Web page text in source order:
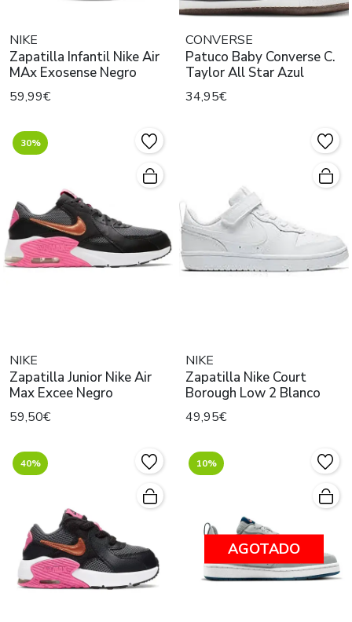
NIKE
Zapatilla Infantil Nike Air
MAx Exosense Negro
59,99€
CONVERSE
Patuco Baby Converse C.
Taylor All Star Azul
34,95€
30%
NIKE
Zapatilla Junior Nike Air
Max Excee Negro
59,50€
NIKE
Zapatilla Nike Court
Borough Low 2 Blanco
49,95€
40% 10%
AGOTADO